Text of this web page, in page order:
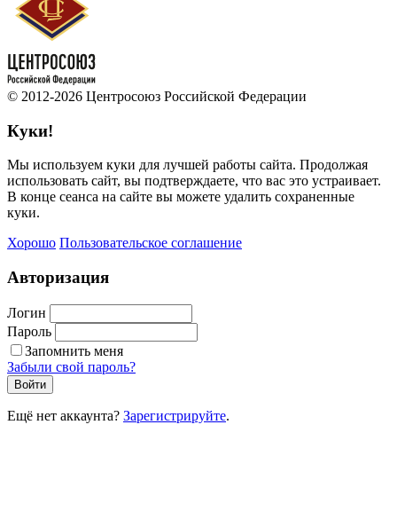
© 2012-2026 Центросоюз Российской Федерации
Куки!
Мы используем куки для лучшей работы сайта. Продолжая
использовать сайт, вы подтверждаете, что вас это устраивает.
В конце сеанса на сайте вы можете удалить сохраненные
куки.
Хорошо Пользовательское соглашение
Авторизация
Логин
Пароль
Запомнить меня
Забыли свой пароль?
Войти
Ещё нет аккаунта? Зарегистрируйте.